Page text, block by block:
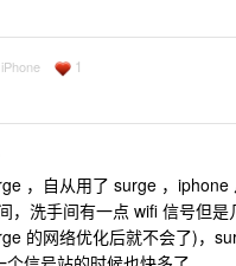
1
，自从用了 surge ，
，洗手间有一点 wifi 信号但
的网络优化后就不会了)，